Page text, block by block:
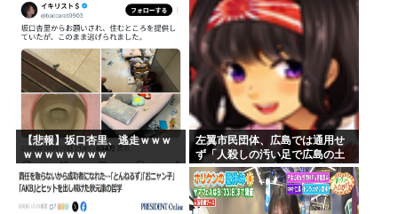
【悲報】坂口杏里、逃走ｗｗｗ
ｗｗｗｗｗｗｗｗ
左翼市民団体、広島では通用せ
ず「人殺しの汚い足で広島の土
を踏むな！」→広島県民「お前
らの方が汚いんじゃ！」「ワシ
らが広島県民じゃ」